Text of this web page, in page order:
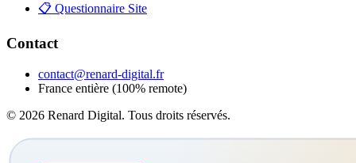
📋 Questionnaire Site
Contact
contact@renard-digital.fr
France entière (100% remote)
© 2026 Renard Digital. Tous droits réservés.